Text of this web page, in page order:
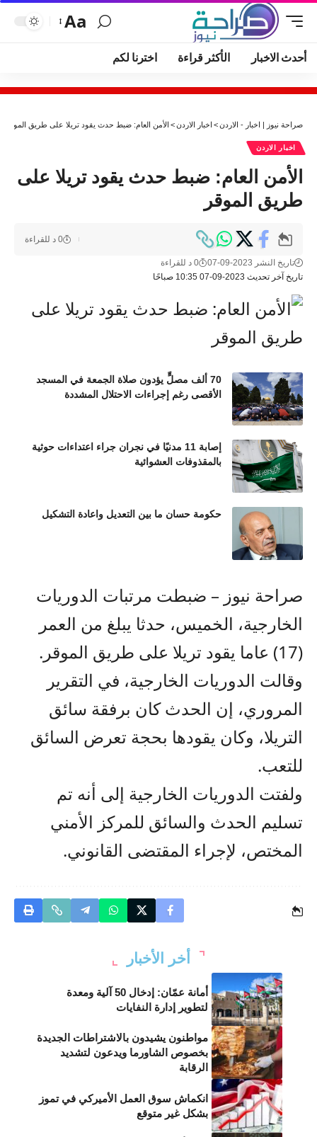
Aa
أحدث الاخبار الأكثر قراءة اخترنا لكم
صراحة نيوز | اخبار - الاردن> اخبار الاردن> الأمن العام: ضبط حدث يقود تريلا على طريق الموقر
اخبار الاردن
الأمن العام: ضبط حدث يقود تريلا على
طريق الموقر
تاريخ آخر تحديث 2023-09-07 10:35 صباحًا
تاريخ النشر 2023-09-07 0 د للقراءة
0 د للقراءة
70 ألف مصلٍّ يؤدون صلاة الجمعة في المسجد
الأقصى رغم إجراءات الاحتلال المشددة
إصابة 11 مدنيًا في نجران جراء اعتداءات حوثية
بالمقذوفات العشوائية
حكومة حسان ما بين التعديل واعادة التشكيل
صراحة نيوز – ضبطت مرتبات الدوريات
الخارجية، الخميس، حدثا يبلغ من العمر
(17) عاما يقود تريلا على طريق الموقر.
وقالت الدوريات الخارجية، في التقرير
المروري، إن الحدث كان برفقة سائق
التريلا، وكان يقودها بحجة تعرض السائق
للتعب.
ولفتت الدوريات الخارجية إلى أنه تم
تسليم الحدث والسائق للمركز الأمني
المختص، لإجراء المقتضى القانوني.
أخر الأخبار
أمانة عمّان: إدخال 50 آلية ومعدة
لتطوير إدارة النفايات
مواطنون يشيدون بالاشتراطات الجديدة
بخصوص الشاورما ويدعون لتشديد
الرقابة
انكماش سوق العمل الأميركي في تموز
بشكل غير متوقع